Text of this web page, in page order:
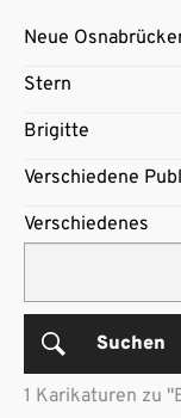
Neue
Stern
Brigitte
Verschiedene
Verschiedenes
Suchen
1 Karikaturen zu